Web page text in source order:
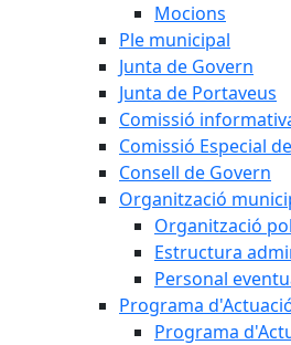
Mocions
Ple municipal
Junta de Govern
Junta de Portaveus
Comissió
Comissió Especial
Consell de Govern
Organització
Organització
Estructura
Personal
Programa
Programa